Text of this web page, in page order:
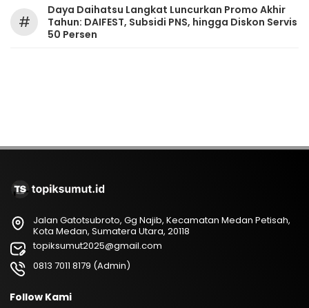
#
Daya Daihatsu Langkat Luncurkan Promo Akhir
Tahun: DAIFEST, Subsidi PNS, hingga Diskon Servis
50 Persen
Jalan Gatotsubroto, Gg Najib, Kecamatan Medan Petisah,
Kota Medan, Sumatera Utara, 20118
topiksumut2025@gmail.com
0813 7011 8179 (Admin)
Follow Kami